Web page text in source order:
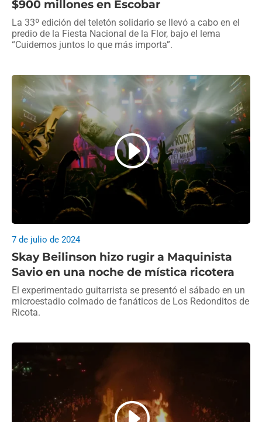
$900 millones en Escobar
La 33º edición del teletón solidario se llevó a cabo en el
predio de la Fiesta Nacional de la Flor, bajo el lema
“Cuidemos juntos lo que más importa”.
Skay Beilinson hizo rugir a Maquinista
Savio en una noche de mística ricotera
7 de julio de 2024
El experimentado guitarrista se presentó el sábado en un
microestadio colmado de fanáticos de Los Redonditos de
Ricota.